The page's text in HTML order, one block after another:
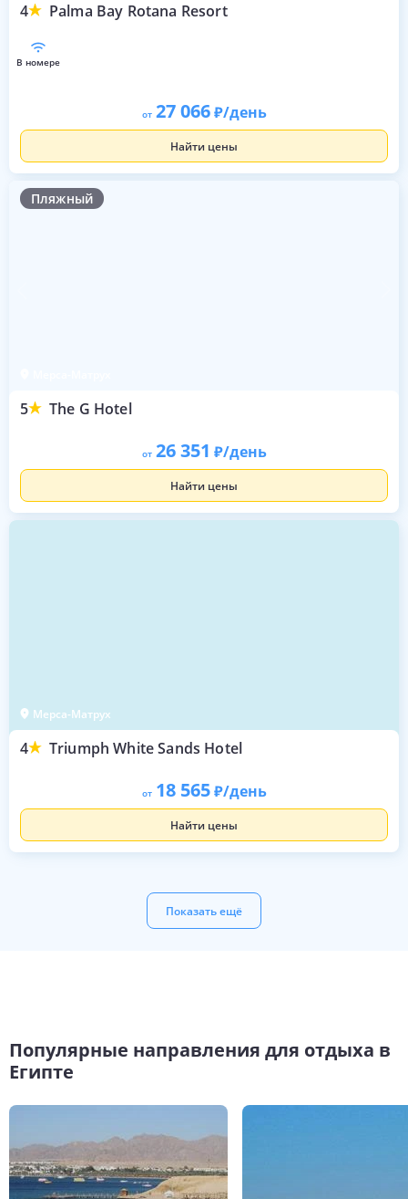
4 Palma Bay Rotana Resort
в номере
от 27 066 /день
Найти цены
Пляжный
5 The G Hotel
от 26 351 /день
Найти цены
Мерса-Матрух
4 Triumph White Sands Hotel
от 18 565 /день
Найти цены
Показать ещё
Популярные направления для отдыха в
Египте